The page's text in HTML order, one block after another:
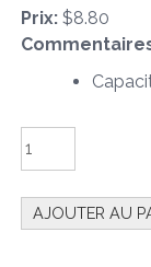
Prix: $8.80